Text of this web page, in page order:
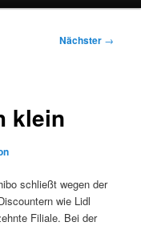
Nächster →
klein
schließt wegen der
wie Lidl
Filiale. Bei der